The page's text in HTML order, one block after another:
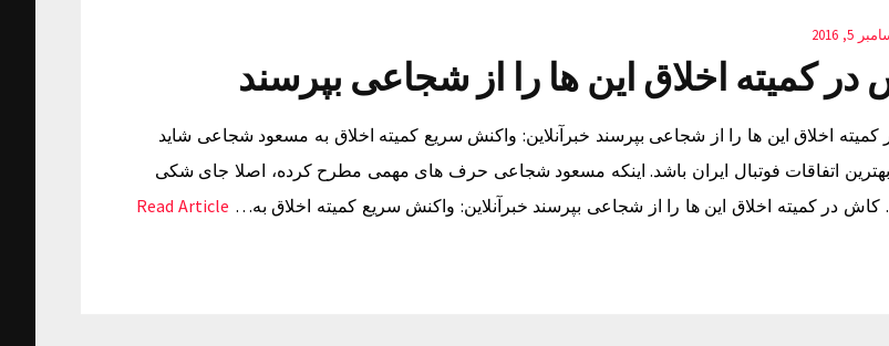
5, 2016
کمیته اخلاق این ها را از شجاعی بپرسند
اخلاق این ها را از شجاعی بپرسند خبرآنلاین: واکنش سریع کمیته اخلاق به مسعود شجاعی شاید
اتفاقات فوتبال ایران باشد. اینکه مسعود شجاعی حرف های مهمی مطرح کرده، اصلا جای شکی
کاش در کمیته اخلاق این ها را از شجاعی بپرسند خبرآنلاین: واکنش سریع کمیته اخلاق به… Read Article